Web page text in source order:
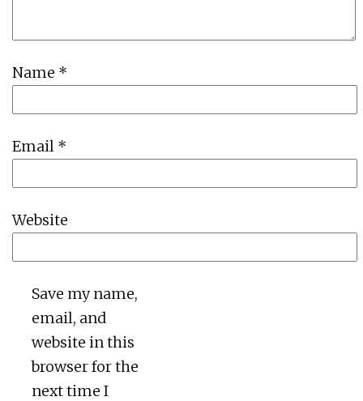
Name *
Email *
Website
Save my name,
email, and
website in this
browser for the
next time I